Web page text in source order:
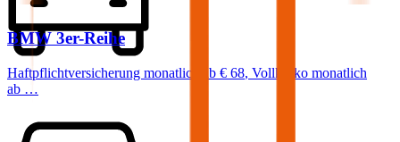
BMW 3er-Reihe
Haftpflichtversicherung monatlich ab € 68, Vollkasko monatlich
ab …